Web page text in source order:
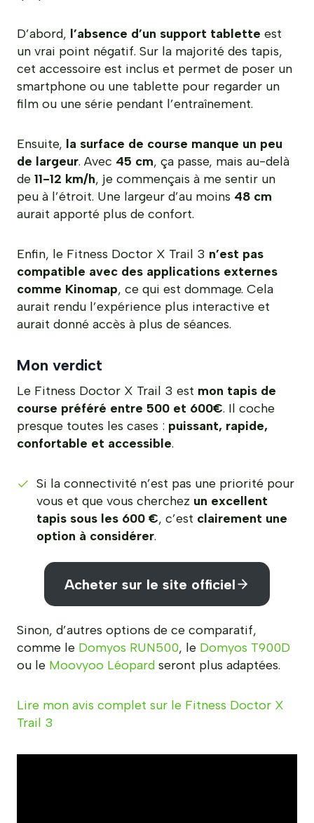
D’abord, l’absence d’un support tablette est
un vrai point négatif. Sur la majorité des tapis,
cet accessoire est inclus et permet de poser un
smartphone ou une tablette pour regarder un
film ou une série pendant l’entraînement.
Ensuite, la surface de course manque un peu
de largeur. Avec 45 cm, ça passe, mais au-delà
de 11-12 km/h, je commençais à me sentir un
peu à l’étroit. Une largeur d’au moins 48 cm
aurait apporté plus de confort.
Enfin, le Fitness Doctor X Trail 3 n’est pas
compatible avec des applications externes
comme Kinomap, ce qui est dommage. Cela
aurait rendu l’expérience plus interactive et
aurait donné accès à plus de séances.
Mon verdict
Le Fitness Doctor X Trail 3 est mon tapis de
course préféré entre 500 et 600€. Il coche
presque toutes les cases : puissant, rapide,
confortable et accessible.
Si la connectivité n’est pas une priorité pour
vous et que vous cherchez un excellent
tapis sous les 600 €, c’est clairement une
option à considérer.
Acheter sur le site officiel
Sinon, d’autres options de ce comparatif,
comme le Domyos RUN500, le Domyos T900D
ou le Moovyoo Léopard seront plus adaptées.
Lire mon avis complet sur le Fitness Doctor X
Trail 3